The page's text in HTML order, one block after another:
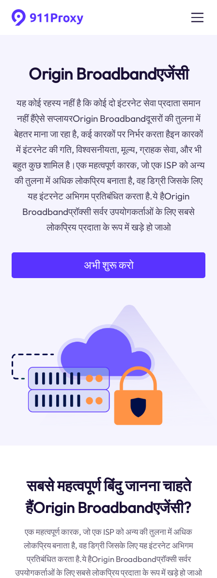
Origin Broadbandएजेंसी
यह कोई रहस्य नहीं है कि कोई दो इंटरनेट सेवा प्रदाता समान
नहीं हैंऐसे सप्लायरOrigin Broadbandदूसरों की तुलना में
बेहतर माना जा रहा है, कई कारकों पर निर्भर करता हैइन कारकों
में इंटरनेट की गति, विश्वसनीयता, मूल्य, ग्राहक सेवा, और भी
बहुत कुछ शामिल है।एक महत्वपूर्ण कारक, जो एक ISP को अन्य
की तुलना में अधिक लोकप्रिय बनाता है, वह डिग्री जिसके लिए
यह इंटरनेट अभिगम प्रतिबंधित करता है.ये हैOrigin
Broadbandप्रॉक्सी सर्वर उपयोगकर्ताओं के लिए सबसे
लोकप्रिय प्रदाता के रूप में खड़े हो जाओ
अभी शुरू करो
सबसे महत्वपूर्ण बिंदु जानना चाहते
हैंOrigin Broadbandएजेंसी?
एक महत्वपूर्ण कारक, जो एक ISP को अन्य की तुलना में अधिक
लोकप्रिय बनाता है, वह डिग्री जिसके लिए यह इंटरनेट अभिगम
प्रतिबंधित करता है.ये हैOrigin Broadbandप्रॉक्सी सर्वर
उपयोगकर्ताओं के लिए सबसे लोकप्रिय प्रदाता के रूप में खड़े हो जाओ